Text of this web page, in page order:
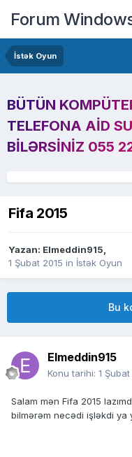
Forum
İstək Oyun
BÜTÜN
TELEFONA AID
BILƏRSINIZ 055
Fifa 2015
Yazan: Elmeddin915,
1 Şubat 2015 in İstək Oyun
Bu
Elmeddin915
Konu tarihi: 1 Şubat
Salam mən Fifa 2015
bilmərəm necədi işləkdi ya